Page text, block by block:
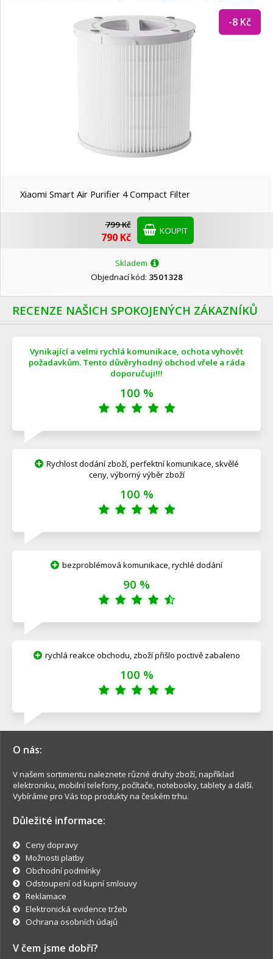
-8 Kč
Xiaomi Smart Air Purifier 4 Compact Filter
799 Kč
790 Kč KOUPIT
Skladem
Objednací kód: 3501328
RECENZE NAŠICH SPOKOJENÝCH ZÁKAZNÍKŮ
Vynikající a velmi rychlá komunikace, ochota vyhovět
požadavkům. Tento důvěryhodný obchod vřele a ráda
doporučuji!!!
100 %
Rychlost dodání zboží, perfektní komunikace, skvělé
ceny, výborný výběr zboží
100 %
bezproblémová komunikace, rychlé dodání
90 %
rychlá reakce obchodu, zboží přišlo poctivě zabaleno
100 %
O nás:
V našem sortimentu naleznete různé druhy zboží, například
elektroniku, mobilní telefony, počítače, notebooky, tablety a další.
Vybíráme pro Vás top produkty na českém trhu.
Důležité informace:
Ceny dopravy
Možnosti platby
Obchodní podmínky
Odstoupení od kupní smlouvy
Reklamace
Elektronická evidence tržeb
Ochrana osobních údajů
V čem jsme dobří?